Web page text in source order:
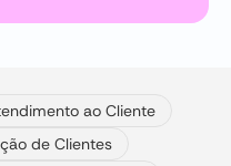
ao Cliente
de Clientes